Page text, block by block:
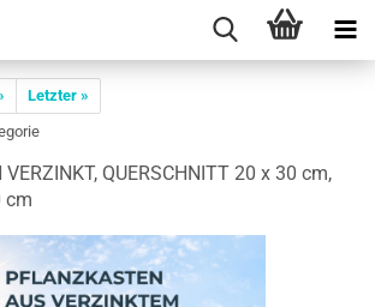
Letzter »
QUER­SCHNITT 20 x 30 cm,
cm